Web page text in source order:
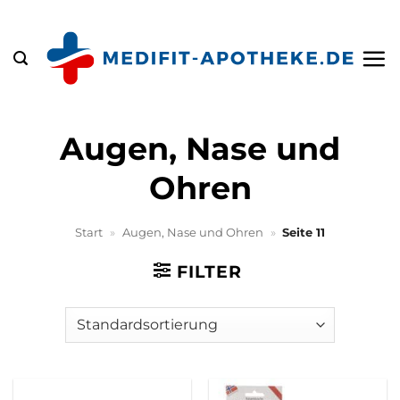
springen
Augen, Nase und
Ohren
Start » Augen, Nase und Ohren » Seite 11
FILTER